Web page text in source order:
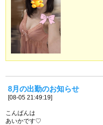
8月の出勤のお知らせ
[08-05 21:49:19]
こんばんは
あいかです♡